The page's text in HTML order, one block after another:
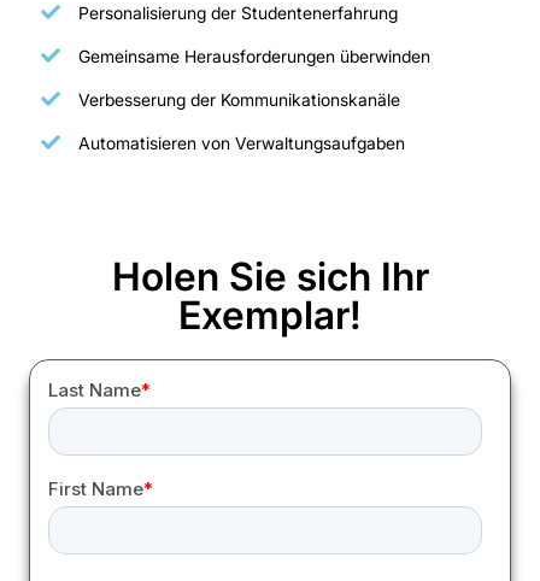
Personalisierung der Studentenerfahrung
Gemeinsame Herausforderungen überwinden
Verbesserung der Kommunikationskanäle
Automatisieren von Verwaltungsaufgaben
Holen Sie sich Ihr
Exemplar!